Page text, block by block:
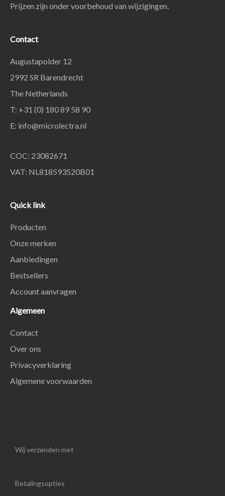
Prijzen zijn onder voorbehoud van wijzigingen.
Contact
Augustapolder 12
2992 SR Barendrecht
The Netherlands
T: +31 (0) 180 89 58 90
E: info@microlectra.nl
COC: 23082671
VAT: NL818593520B01
Quick link
Producten
Onze merken
Aanbiedingen
Bestsellers
Account aanvragen
Algemeen
Contact
Over ons
Privacyverklaring
Algemene voorwaarden
Wij verzenden met
Betalingsopties